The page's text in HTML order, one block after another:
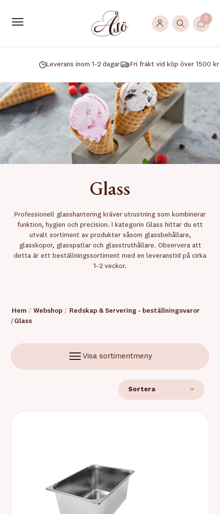
0
Leverans inom 1-2 dagar Fri frakt vid köp över 1500 kr
Glass
Professionell glasshantering kräver utrustning som kombinerar
funktion, hygien och precision. I kategorin Glass hittar du ett
utvalt sortiment av produkter såsom glassbehållare,
glasskopor, glasspatlar och glasstruthållare. Observera att
detta är ett beställningssortiment med en leveranstid på cirka
1–2 veckor.
Hem / Webshop / Redskap & Servering - beställningsvaror
/ Glass
Visa sortimentmeny
Sortera